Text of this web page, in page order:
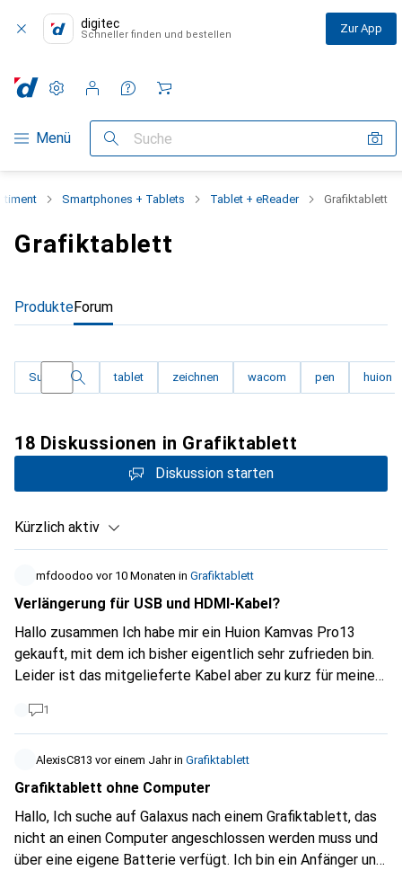
digitec
Schneller finden und bestellen Zur App
Navigation nach Kategorien
Menü Suche
Einstellungen
Kundenkonto
Vergleichslisten
Merklisten
Warenkorb
Smartphones + Tablets Tablet + eReader Grafiktablett
Grafiktablett
ProdukteForum
Suche Filtere die Diskussionen nach einem der
tablet zeichnen wacom pen huion
18 Diskussionen in Grafiktablett
Diskussion starten
Kürzlich aktiv
mfdoodoo vor 10 Monaten in Grafiktablett
Verlängerung für USB und HDMI-Kabel?
Hallo zusammen Ich habe mir ein Huion Kamvas Pro13
gekauft, mit dem ich bisher eigentlich sehr zufrieden bin.
Leider ist das mitgelieferte Kabel aber zu kurz für meinen
bin um die USB-und HDMI-Ports mit meinem PC bzw.
Notebook (ich arbeite teilweise an verschiedenen Orten)
zu verbinden. Ich habe es mit einer Dockingstation
versucht, dies hat aber nicht funktioniert. Hatte jemand
Lösung dafür? Schlussendlich sollte es ein Gerät oder
Kabel sein, welches es mir ermöglicht mindestens 2 USB-A
Kabel und ein HDMI-Kabel zu verbinden.
1
AlexisC813 vor einem Jahrin Grafiktablett
Grafiktablett ohne Computer
Hallo, Ich suche auf Galaxus nach einem Grafiktablett, das
nicht an einen Computer angeschlossen werden muss und
über eine eigene Batterie verfügt. Ich bin ein Anfänger und